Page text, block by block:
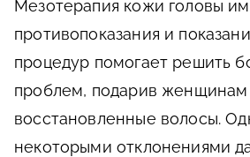
Мезотерапия кожи головы
противопоказания и
процедур помогает решить
проблем, подарив женщинам
восстановленные волосы.
некоторыми отклонениями